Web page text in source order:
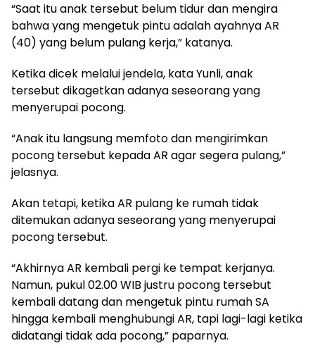
“Saat itu anak tersebut belum tidur dan mengira
bahwa yang mengetuk pintu adalah ayahnya AR
(40) yang belum pulang kerja,” katanya.
Ketika dicek melalui jendela, kata Yunli, anak
tersebut dikagetkan adanya seseorang yang
menyerupai pocong.
“Anak itu langsung memfoto dan mengirimkan
pocong tersebut kepada AR agar segera pulang,”
jelasnya.
Akan tetapi, ketika AR pulang ke rumah tidak
ditemukan adanya seseorang yang menyerupai
pocong tersebut.
“Akhirnya AR kembali pergi ke tempat kerjanya.
Namun, pukul 02.00 WIB justru pocong tersebut
kembali datang dan mengetuk pintu rumah SA
hingga kembali menghubungi AR, tapi lagi-lagi ketika
didatangi tidak ada pocong,” paparnya.